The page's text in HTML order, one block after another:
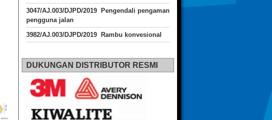
3047/AJ.003/DJPD/2019 Pengendali pengaman
pengguna jalan
3982/AJ.003/DJPD/2019 Rambu konvesional
DUKUNGAN DISTRIBUTOR RESMI